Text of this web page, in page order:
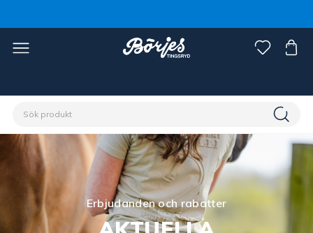
Erbjudanden och rabatter